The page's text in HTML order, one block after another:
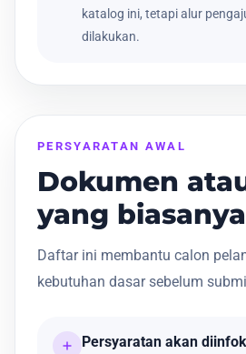
katalog ini, tetapi alur
dilakukan.
PERSYARATAN AWAL
Dokumen
yang
Daftar ini membantu calon
kebutuhan dasar sebelum
Persyaratan akan